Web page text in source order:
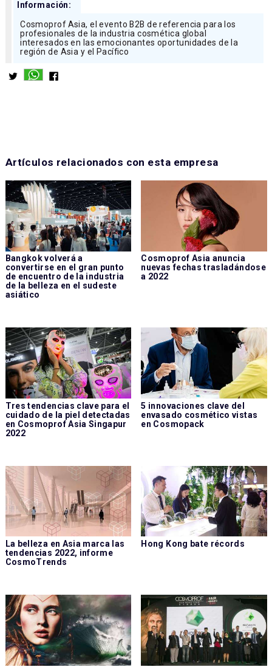
Información:
Cosmoprof Asia, el evento B2B de referencia para los
profesionales de la industria cosmética global
interesados en las emocionantes oportunidades de la
región de Asia y el Pacífico
Artículos relacionados con esta empresa
Bangkok volverá a
convertirse en el gran punto
de encuentro de la industria
de la belleza en el sudeste
asiático
Cosmoprof Asia anuncia
nuevas fechas trasladándose
a 2022
Tres tendencias clave para el
cuidado de la piel detectadas
en Cosmoprof Asia Singapur
2022
5 innovaciones clave del
envasado cosmético vistas
en Cosmopack
La belleza en Asia marca las
tendencias 2022, informe
CosmoTrends
Hong Kong bate récords